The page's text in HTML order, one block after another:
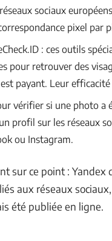
sociaux
pixel par
: ces outils
pour retrouver des
est payant. Leur
vérifier si une photo
profil sur les réseaux
ou Instagram.
sur ce point :
aux réseaux
été publiée en ligne.